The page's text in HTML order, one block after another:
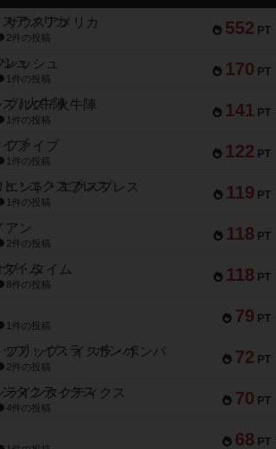
552 PT
サウスアメリカ
2件の投稿
170 PT
ッシュ
1件の投稿
141 PT
ブルズ / 火牛陣
1件の投稿
122 PT
ファイブ
1件の投稿
119 PT
エント・エクスプレス
1件の投稿
118 PT
アン
2件の投稿
118 PT
ブ・タイム
8件の投稿
79 PT
1件の投稿
72 PT
フリップ：イスラ・ボンバ
2件の投稿
70 PT
ラインタクティクス
4件の投稿
68 PT